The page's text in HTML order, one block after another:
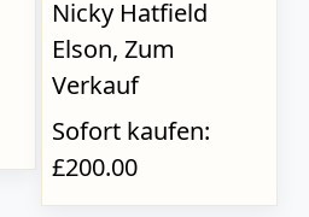
Nicky Hatfield
Elson, Zum
Verkauf
Sofort kaufen:
£200.00